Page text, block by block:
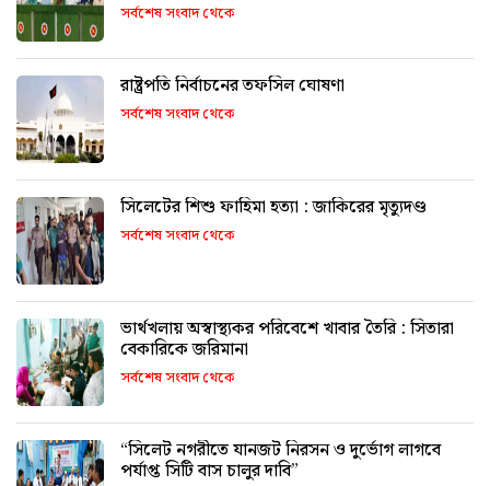
সর্বশেষ সংবাদ থেকে
রাষ্ট্রপতি নির্বাচনের তফসিল ঘোষণা
সর্বশেষ সংবাদ থেকে
সিলেটের শিশু ফাহিমা হত্যা : জাকিরের মৃত্যুদণ্ড
সর্বশেষ সংবাদ থেকে
ভার্থখলায় অস্বাস্থ্যকর পরিবেশে খাবার তৈরি : সিতারা
বেকারিকে জরিমানা
সর্বশেষ সংবাদ থেকে
“সিলেট নগরীতে যানজট নিরসন ও দুর্ভোগ লাগবে
পর্যাপ্ত সিটি বাস চালুর দাবি”